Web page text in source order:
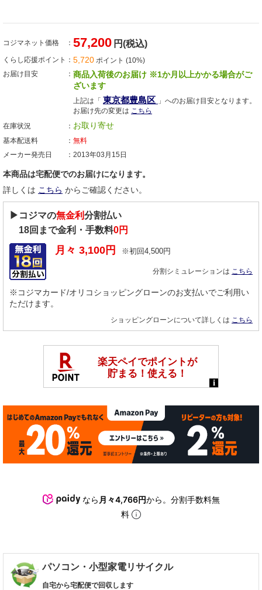
コジマネット価格 57,200 円(税込)
くらし応援ポイント 5,720 ポイント (10%)
お届け目安
商品入荷後のお届け ※1か月以上かかる場合がご
ざいます
上記は「 東京都豊島区 」へのお届け目安となります。
お届け先の変更は こちら
在庫状況
お取り寄せ
基本配送料
無料
メーカー発売日
2013年03月15日
本商品は宅配便でのお届けになります。
詳しくは こちら からご確認ください。
▶コジマの無金利分割払い
18回まで金利・手数料0円
月々 3,100 円 ※初回4,500円
分割シミュレーションは こちら
※コジマカード/オリコショッピングローンのお支払いでご利用い
ただけます。
ショッピングローンについて詳しくは こちら
なら 月々4,766円から。分割手数料無
料
パソコン・小型家電リサイクル
自宅から宅配便で回収します